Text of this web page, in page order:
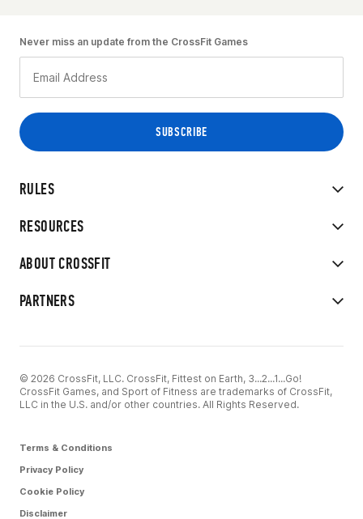
RULES
RESOURCES
ABOUT CROSSFIT
PARTNERS
Never miss an update from the CrossFit Games
© 2026 CrossFit, LLC. CrossFit, Fittest on Earth, 3...2...1...Go!
CrossFit Games, and Sport of Fitness are trademarks of CrossFit,
LLC in the U.S. and/or other countries. All Rights Reserved.
Terms & Conditions
Privacy Policy
Cookie Policy
Disclaimer